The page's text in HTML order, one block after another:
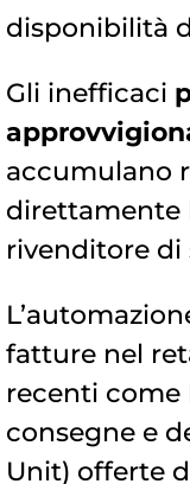
disponibilità
Gli inefficaci
accumulano
direttamente
rivenditore di
fatture nel
recenti come
consegne e
Unit) offerte